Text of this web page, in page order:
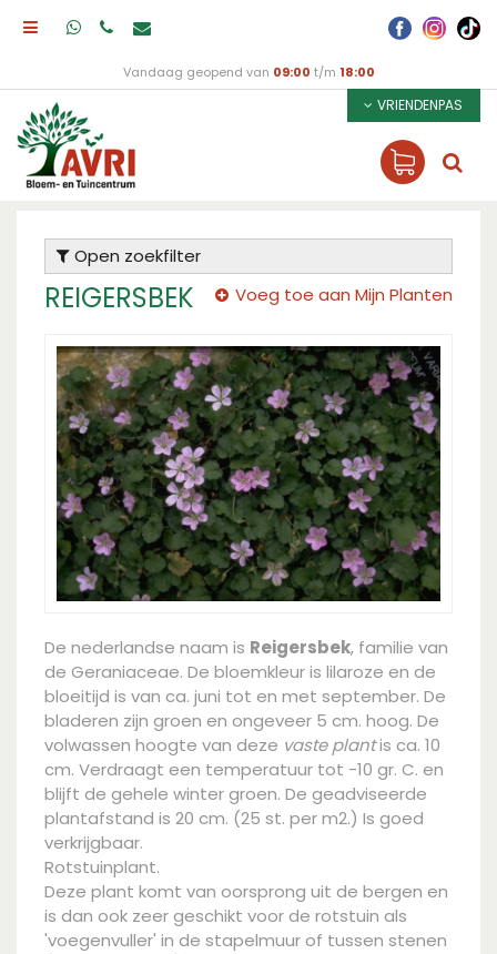
Vandaag geopend van 09:00 t/m 18:00
VRIENDENPAS
Open zoekfilter
REIGERSBEK Voeg toe aan Mijn Planten
De nederlandse naam is Reigersbek, familie van
de Geraniaceae. De bloemkleur is lilaroze en de
bloeitijd is van ca. juni tot en met september. De
bladeren zijn groen en ongeveer 5 cm. hoog. De
volwassen hoogte van deze vaste plantis ca. 10
cm. Verdraagt een temperatuur tot -10 gr. C. en
blijft de gehele winter groen. De geadviseerde
plantafstand is 20 cm. (25 st. per m2.) Is goed
verkrijgbaar.
Rotstuinplant.
Deze plant komt van oorsprong uit de bergen en
is dan ook zeer geschikt voor de rotstuin als
'voegenvuller' in de stapelmuur of tussen stenen